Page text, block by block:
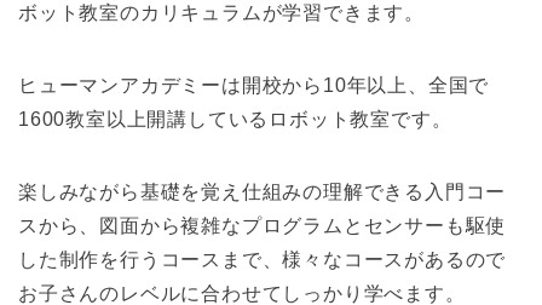
ボット教室のカリキュラムが学習できます。
ヒューマンアカデミーは開校から10年以上、全国で
1600教室以上開講しているロボット教室です。
楽しみながら基礎を覚え仕組みの理解できる入門コー
スから、図面から複雑なプログラムとセンサーも駆使
した制作を行うコースまで、様々なコースがあるので
お子さんのレベルに合わせてしっかり学べます。